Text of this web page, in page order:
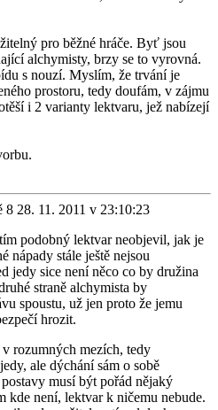
pro běžné hráče. Byť jsou
alchymisty, brzy se to vyrovná.
s nouzí. Myslím, že trvání je
prostoru, tedy doufám, v zájmu
i 2 varianty lektvaru, jež nabízejí
28. 11. 2011 v 23:10:23
podobný lektvar neobjevil, jak je
nápady stále ještě nejsou
jedy sice není něco co by družina
straně alchymista by
spoustu, už jen proto že jemu
hrozit.
rozumných mezích, tedy
ale dýchání sám o sobě
musí být pořád nějaký
kde není, lektvar k ničemu nebude.